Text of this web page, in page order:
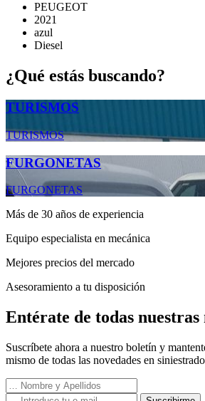
PEUGEOT
2021
azul
Diesel
¿Qué estás buscando?
TURISMOS
TURISMOS
FURGONETAS
FURGONETAS
Más de 30 años de experiencia
Equipo especialista en mecánica
Mejores precios del mercado
Asesoramiento a tu disposición
Entérate de todas nuestras
Suscríbete ahora a nuestro boletín y
mismo de todas las novedades en